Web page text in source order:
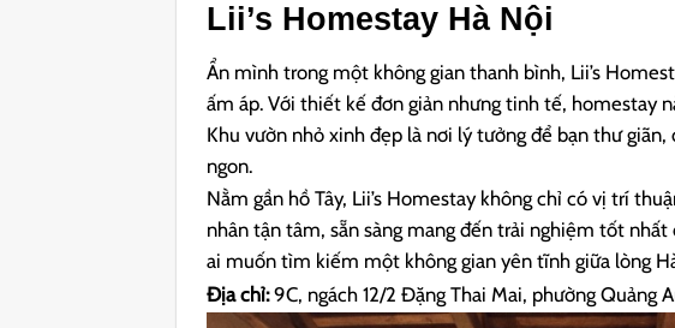
Lii’s Homestay Hà Nội
Ẩn mình trong một không gian thanh bình, Lii’s
ấm áp. Với thiết kế đơn giản nhưng tinh tế, homestay
Khu vườn nhỏ xinh đẹp là nơi lý tưởng để bạn thư
ngon.
Nằm gần hồ Tây, Lii’s Homestay không chỉ có vị trí
nhân tận tâm, sẵn sàng mang đến trải nghiệm tốt
ai muốn tìm kiếm một không gian yên tĩnh giữa lòng
Địa chỉ:9C, ngách 12/2 Đặng Thai Mai, phường Quảng